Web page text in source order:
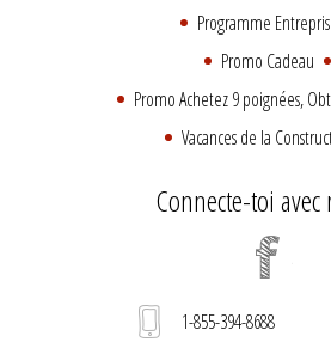
Programme
Promo Cadeau
Promo Achetez 9 poignées,
Vacances de la
Connecte-toi avec
1-855-394-8688